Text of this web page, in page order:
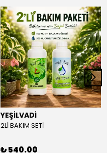
YEŞİLVADİ
2Lİ BAKIM SETİ
₺ 540.00